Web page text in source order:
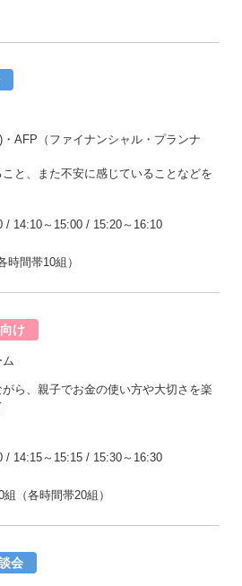
AFP（ファイナンシャル・プランナ
と、また不安に感じていることなどを
/ 14:10～15:00 / 15:20～16:10
時間帯10組）
け
ら、親子でお金の使い方や大切さを楽
/ 14:15～15:15 / 15:30～16:30
（各時間帯20組）
会